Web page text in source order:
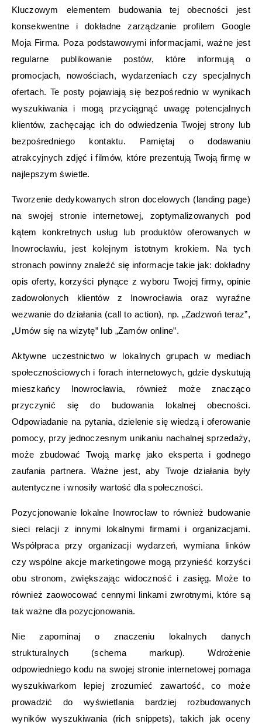
Kluczowym elementem budowania tej obecności jest
konsekwentne i dokładne zarządzanie profilem Google
Moja Firma. Poza podstawowymi informacjami, ważne jest
regularne publikowanie postów, które informują o
promocjach, nowościach, wydarzeniach czy specjalnych
ofertach. Te posty pojawiają się bezpośrednio w wynikach
wyszukiwania i mogą przyciągnąć uwagę potencjalnych
klientów, zachęcając ich do odwiedzenia Twojej strony lub
bezpośredniego kontaktu. Pamiętaj o dodawaniu
atrakcyjnych zdjęć i filmów, które prezentują Twoją firmę w
najlepszym świetle.
Tworzenie dedykowanych stron docelowych (landing page)
na swojej stronie internetowej, zoptymalizowanych pod
kątem konkretnych usług lub produktów oferowanych w
Inowrocławiu, jest kolejnym istotnym krokiem. Na tych
stronach powinny znaleźć się informacje takie jak: dokładny
opis oferty, korzyści płynące z wyboru Twojej firmy, opinie
zadowolonych klientów z Inowrocławia oraz wyraźne
wezwanie do działania (call to action), np. „Zadzwoń teraz”,
„Umów się na wizytę” lub „Zamów online”.
Aktywne uczestnictwo w lokalnych grupach w mediach
społecznościowych i forach internetowych, gdzie dyskutują
mieszkańcy Inowrocławia, również może znacząco
przyczynić się do budowania lokalnej obecności.
Odpowiadanie na pytania, dzielenie się wiedzą i oferowanie
pomocy, przy jednoczesnym unikaniu nachalnej sprzedaży,
może zbudować Twoją markę jako eksperta i godnego
zaufania partnera. Ważne jest, aby Twoje działania były
autentyczne i wnosiły wartość dla społeczności.
Pozycjonowanie lokalne Inowrocław to również budowanie
sieci relacji z innymi lokalnymi firmami i organizacjami.
Współpraca przy organizacji wydarzeń, wymiana linków
czy wspólne akcje marketingowe mogą przynieść korzyści
obu stronom, zwiększając widoczność i zasięg. Może to
również zaowocować cennymi linkami zwrotnymi, które są
tak ważne dla pozycjonowania.
Nie zapominaj o znaczeniu lokalnych danych
strukturalnych (schema markup). Wdrożenie
odpowiedniego kodu na swojej stronie internetowej pomaga
wyszukiwarkom lepiej zrozumieć zawartość, co może
prowadzić do wyświetlania bardziej rozbudowanych
wyników wyszukiwania (rich snippets), takich jak oceny